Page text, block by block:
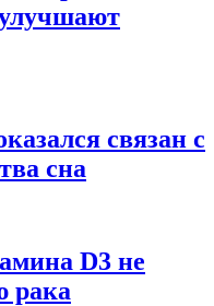
связан с
сна
D3 не
рака